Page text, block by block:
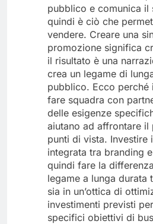
pubblico e comunica il
quindi è ciò che
vendere. Creare una
promozione significa
il risultato è una
crea un legame di
pubblico. Ecco perché
fare squadra con
delle esigenze
aiutano ad affrontare
punti di vista. Investire
integrata tra branding
quindi fare la
legame a lunga durata
sia in un’ottica di
investimenti previsti
specifici obiettivi di